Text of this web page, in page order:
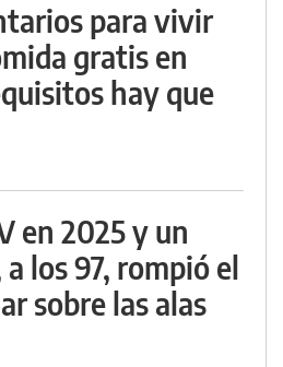
para vivir
gratis en
hay que
en 2025 y un
los 97, rompió el
sobre las alas